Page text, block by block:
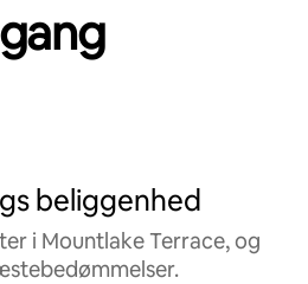
beliggenhed
i Mountlake Terrace, og